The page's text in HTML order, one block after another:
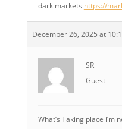
dark markets https://
December 26, 2025 at
SR
Guest
What’s Taking place i’m